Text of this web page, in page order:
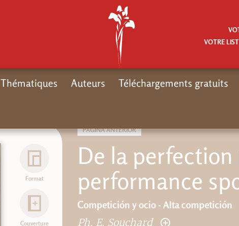
PÁGINA ANTERIOR
De la
performance
Competición y ocio - Alta competición
Ph. E. Souchard
Format
Couverture
VOTRE
Thématiques Auteurs Téléchargements gratuits